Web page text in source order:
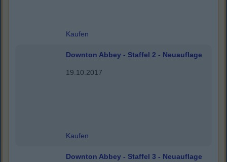
Kaufen
Downton Abbey - Staffel 2 - Neuauflage
19.10.2017
Kaufen
Downton Abbey - Staffel 3 - Neuauflage